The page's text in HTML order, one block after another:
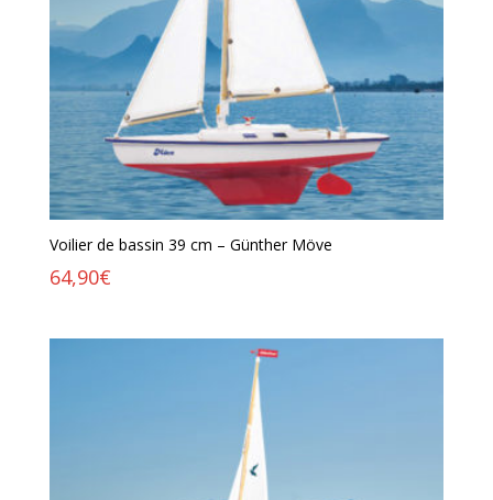
Voilier de bassin 39 cm – Günther Möve
64,90€